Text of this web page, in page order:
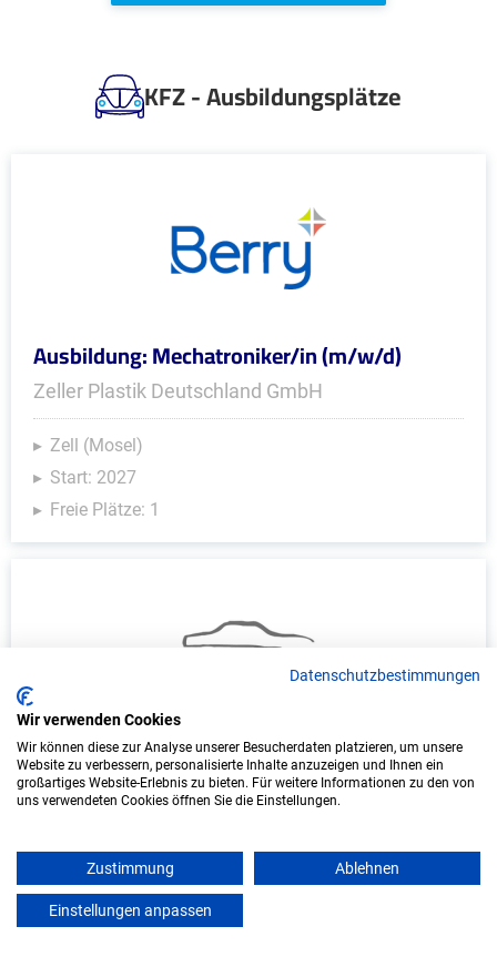
KFZ - Ausbildungsplätze
Ausbildung: Mechatroniker/in (m/w/d)
Zeller Plastik Deutschland GmbH
Zell (Mosel)
Start: 2027
Freie Plätze: 1
Ausbildung: Automobilkaufmann/-frau
(m/w/d)
Schweich, Mosel
Start: 2027
Datenschutzbestimmungen
Wir verwenden Cookies
Wir können diese zur Analyse unserer Besucherdaten platzieren, um unsere
Website zu verbessern, personalisierte Inhalte anzuzeigen und Ihnen ein
großartiges Website-Erlebnis zu bieten. Für weitere Informationen zu den von
uns verwendeten Cookies öffnen Sie die Einstellungen.
Zustimmung Ablehnen
Einstellungen anpassen